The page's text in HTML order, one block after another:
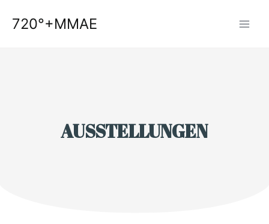
Inhalt720°+MMAE
AUSSTELLUNGEN